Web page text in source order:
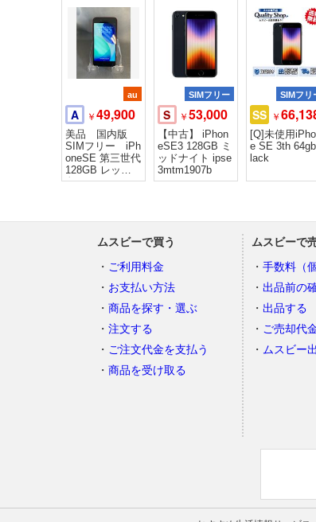
au
A ￥49,900
美品 国内版
SIMフリー iPh
oneSE 第三世代
128GB レッド
色
SIMフリー
S ￥53,000
【中古】 iPhon
eSE3 128GB ミ
ッドナイト ipse
3mtm1907b
SIMフリ
SS ￥
[Q]未使用
e SE 3th
lack
ムスビーで買う
ご利用料金
お支払い方法
商品を探す・選ぶ
注文する
ご注文代金を支払う
商品を受け取る
ムスビーで
手数料（
出品前の
出品する
ご売却代
ムスビー